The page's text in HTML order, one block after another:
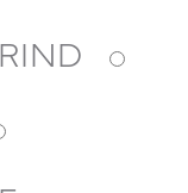
RIND